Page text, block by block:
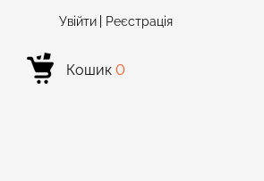
Реєстрація
Увійти
Кошик 0